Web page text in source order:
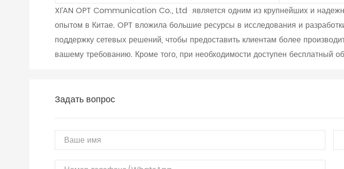
XI’AN OPT Communication Co., Ltd является одним из крупнейших и
опытом в Китае. OPT вложила большие ресурсы в исследования и
поддержку сетевых решений, чтобы предоставить клиентам более
вашему требованию. Кроме того, при необходимости доступен бесплатный
Задать вопрос